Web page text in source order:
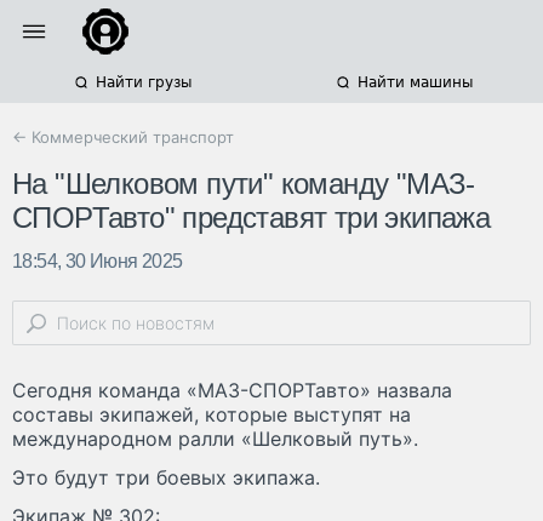
Найти грузы Найти машины
← Коммерческий транспорт
На "Шелковом пути" команду "МАЗ-
СПОРТавто" представят три экипажа
18:54, 30 Июня 2025
Сегодня команда «МАЗ-СПОРТавто» назвала
составы экипажей, которые выступят на
международном ралли «Шелковый путь».
Это будут три боевых экипажа.